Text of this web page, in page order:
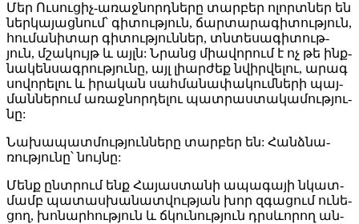
Մեր Ու­սու­ցիչ-ա­ռաջ­նորդ­նե­րը տար­բեր ո­լորտ­ներ են
ներ­կա­յաց­նում՝ գի­տութ­յուն, ճար­տա­րա­գի­տութ­յուն,
հու­մա­նի­տար գի­տութ­յուն­ներ, տնտե­սա­գի­տութ­
յուն, մշա­կույթ և այլն: Նրանց միա­վո­րում է ոչ թե ինք­
նա­կեն­սագ­րութ­յու­նը, այլ լիար­ժեք նվիր­վե­լու, ա­րագ
սո­վո­րե­լու և ի­րա­կան սահ­մա­նա­փա­կում­նե­րի պայ­
ման­նե­րում ա­ռաջ­նոր­դե­լու պատ­րաս­տա­կա­մութ­յու­
նը:
Նա­խա­պատ­մութ­յուն­նե­րը տար­բեր են: Հանձ­նա­
ռութ­յու­նը՝ նույ­նը:
Մենք ընտ­րում ենք Հա­յաս­տա­նի ա­պա­գա­յի նկատ­
մամբ պա­տաս­խա­նատ­վութ­յան խոր զգա­ցում ու­նե­
ցող, խո­նար­հութ­յուն և ճկու­նութ­յուն դրսև­ո­րող ան­